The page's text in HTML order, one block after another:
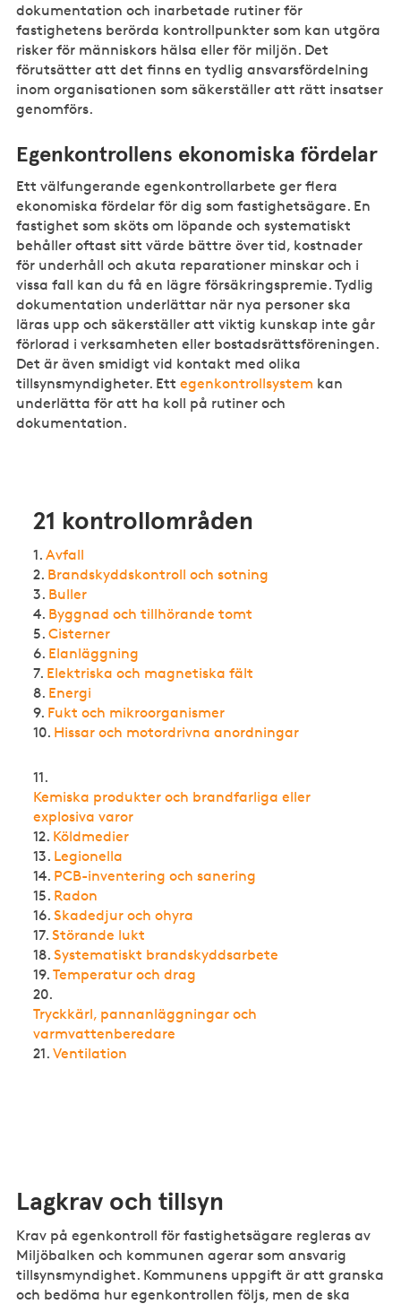
dokumentation och inarbetade rutiner för
fastighetens berörda kontrollpunkter som kan utgöra
risker för människors hälsa eller för miljön. Det
förutsätter att det finns en tydlig ansvarsfördelning
inom organisationen som säkerställer att rätt insatser
genomförs.
Egenkontrollens ekonomiska fördelar
Ett välfungerande egenkontrollarbete ger flera
ekonomiska fördelar för dig som fastighetsägare. En
fastighet som sköts om löpande och systematiskt
behåller oftast sitt värde bättre över tid, kostnader
för underhåll och akuta reparationer minskar och i
vissa fall kan du få en lägre försäkringspremie. Tydlig
dokumentation underlättar när nya personer ska
läras upp och säkerställer att viktig kunskap inte går
förlorad i verksamheten eller bostadsrättsföreningen.
Det är även smidigt vid kontakt med olika
tillsynsmyndigheter. Ettegenkontrollsystem kan
underlätta för att ha koll på rutiner och
dokumentation.
21 kontrollområden
1. Avfall
2. Brandskyddskontroll och sotning
3. Buller
4. Byggnad och tillhörande tomt
5. Cisterner
6. Elanläggning
7. Elektriska och magnetiska fält
8. Energi
9. Fukt och mikroorganismer
10. Hissar och motordrivna anordningar
11.
Kemiska produkter och brandfarliga eller
explosiva varor
12. Köldmedier
13. Legionella
14. PCB-inventering och sanering
15. Radon
16. Skadedjur och ohyra
17. Störande lukt
18. Systematiskt brandskyddsarbete
19. Temperatur och drag
20.
Tryckkärl, pannanläggningar och
varmvattenberedare
21. Ventilation
Lagkrav och tillsyn
Krav på egenkontroll för fastighetsägare regleras av
Miljöbalken och kommunen agerar som ansvarig
tillsynsmyn­dighet. Kommunens uppgift är att granska
och bedöma hur egenkontrollen följs, men de ska